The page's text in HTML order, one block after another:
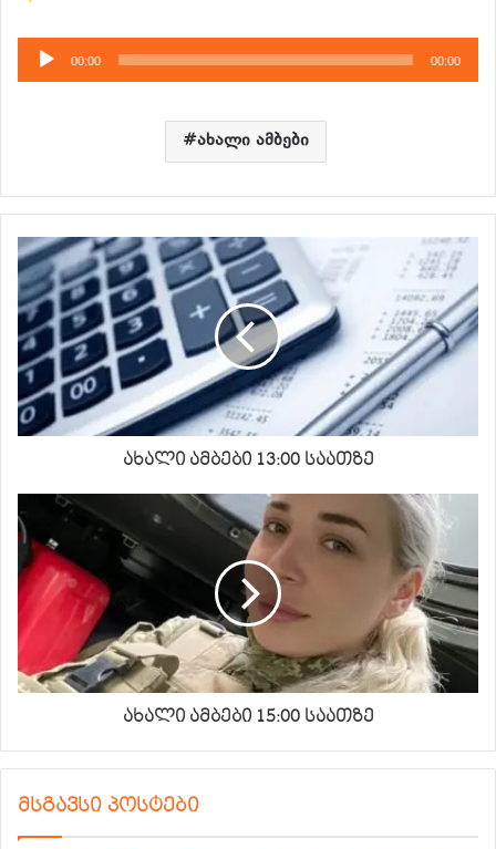
აუდიო
დამკვრელი
00:00 00:00
ახალი ამბები
ახალი ამბები 13:00 საათზე
ახალი ამბები 15:00 საათზე
მსგავსი პოსტები